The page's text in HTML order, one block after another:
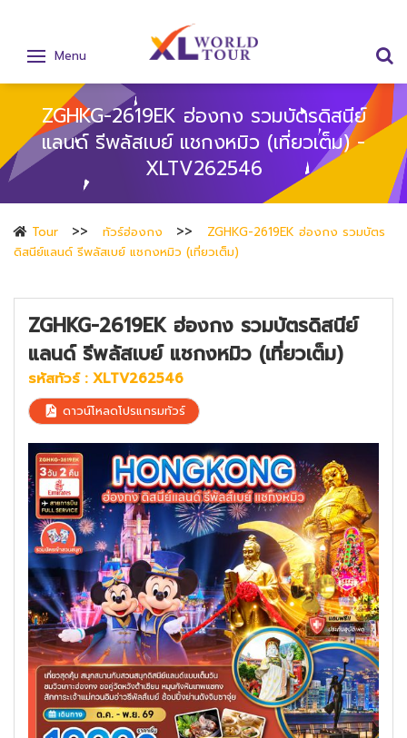
Menu
ZGHKG-2619EK ฮ่องกง รวมบัตรดิสนีย์
แลนด์ รีพลัสเบย์ แชกงหมิว (เที่ยวเต็ม) -
XLTV262546
Tour ทัวร์ฮ่องกง
ZGHKG-2619EK ฮ่องกง รวมบัตร
ดิสนีย์แลนด์ รีพลัสเบย์ แชกงหมิว (เที่ยวเต็ม)
ZGHKG-2619EK ฮ่องกง รวมบัตรดิสนีย์
แลนด์ รีพลัสเบย์ แชกงหมิว (เที่ยวเต็ม)
รหัสทัวร์ : XLTV262546
ดาวน์โหลดโปรแกรมทัวร์